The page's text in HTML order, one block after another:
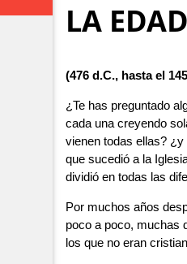
LA
(476 d.C., hasta el
¿Te has preguntado
cada una creyendo
vienen todas ellas?
que sucedió a la
dividió en todas las
Por muchos años
poco a poco, muchas
los que no eran